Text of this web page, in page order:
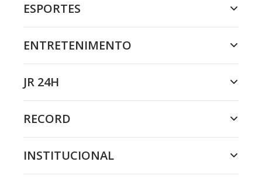
ESPORTES
ENTRETENIMENTO
JR 24H
RECORD
INSTITUCIONAL